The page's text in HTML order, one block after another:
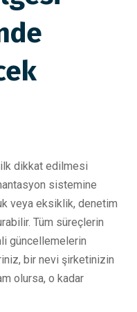
dikkat edilmesi
sistemine
veya eksiklik, denetim
Tüm süreçlerin
güncellemelerin
bir nevi şirketinizin
olursa, o kadar